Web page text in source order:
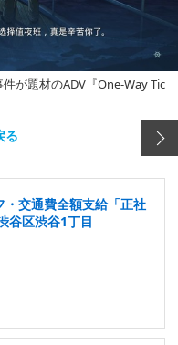
が題材のADV『One-Way Tic
る
・交通費全額支給「正社
谷区渋谷1丁目